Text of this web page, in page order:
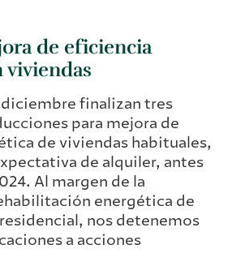
de eficiencia
viviendas
diciembre finalizan tres
para mejora de
de viviendas habituales,
de alquiler, antes
Al margen de la
energética de
nos detenemos
a acciones